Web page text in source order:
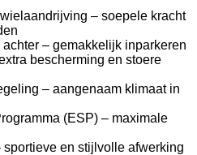
– soepele kracht
– gemakkelijk inparkeren
bescherming en stoere
– aangenaam klimaat in
(ESP) – maximale
en stijlvolle afwerking